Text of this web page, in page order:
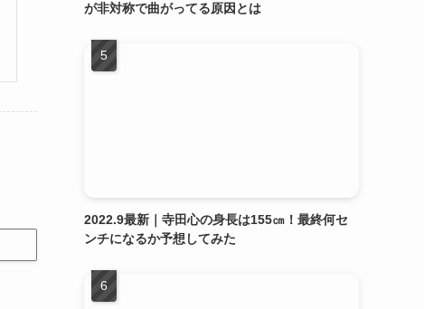
が非対称で曲がってる原因とは
2022.9最新｜寺田心の身長は155㎝！最終何セ
ンチになるか予想してみた